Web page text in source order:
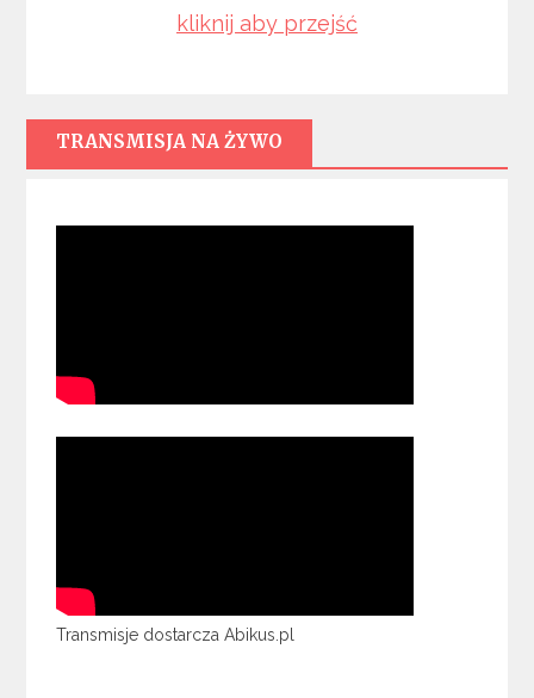
kliknij aby przejść
TRANSMISJA NA ŻYWO
Transmisje dostarcza Abikus.pl